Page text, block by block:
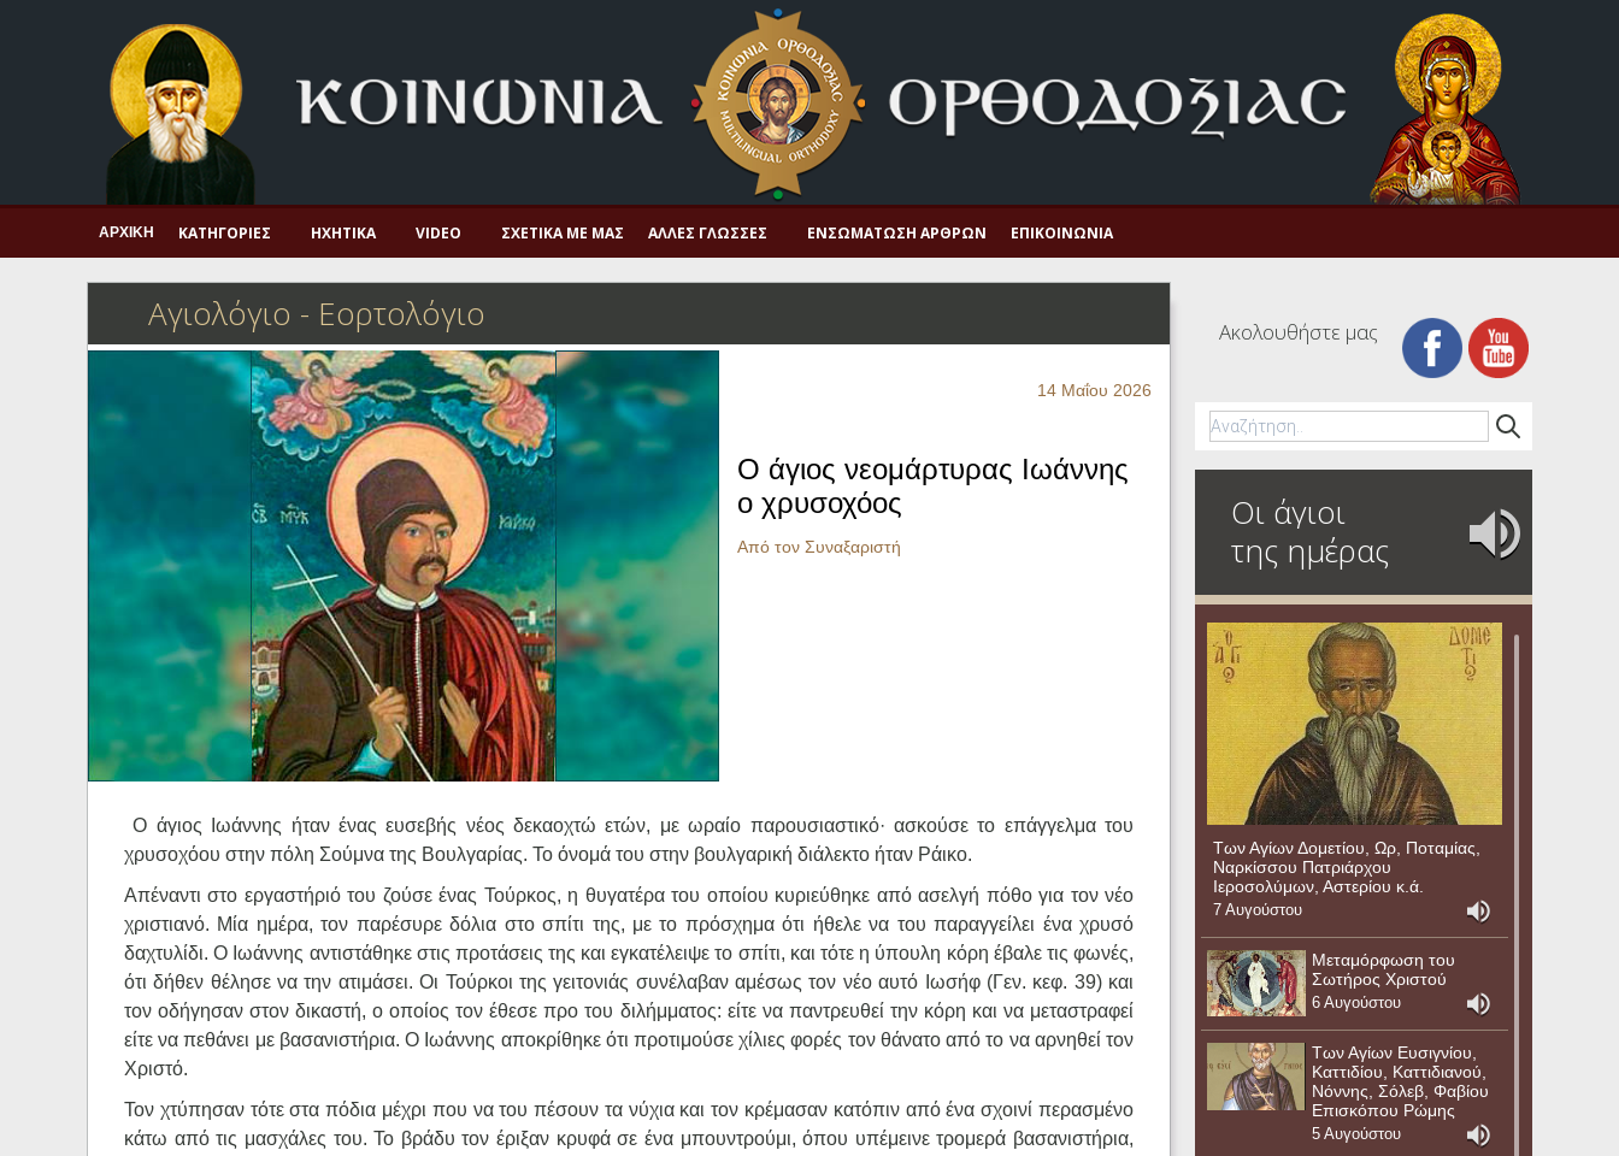
Πνευματική ζωή
Μαρτυρία και διδαχή
Λατρεία και προσευχή
Αγιολόγιο – Εορτολόγιο
Η πίστη στην εποχή μας
Ορθόδοξη οικογένεια
Ορθόδοξο προσκυνητάριο
ΑΡΧΙΚΉ ΚΑΤΗΓΟΡΊΕΣ ΗΧΗΤΙΚΆ VIDEO ΣΧΕΤΙΚΆ ΜΕ ΜΑΣ ΆΛΛΕΣ ΓΛΏΣΣΕΣ ΕΝΣΩΜΆΤΩΣΗ ΆΡΘΡΩΝ ΕΠΙΚΟΙΝΩΝΊΑ
Αγιολόγιο - Εορτολόγιο
14 Μαΐου 2026
Ο άγιος νεομάρτυρας Ιωάννης
ο χρυσοχόος
Από τον Συναξαριστή
Ο άγιος Ιωάννης ήταν ένας ευσεβής νέος δεκαοχτώ ετών, με ωραίο παρουσιαστικό· ασκούσε το επάγγελμα του
χρυσοχόου στην πόλη Σούμνα της Βουλγαρίας. Το όνομά του στην βουλγαρική διάλεκτο ήταν Ράικο.
Απέναντι στο εργαστήριό του ζούσε ένας Τούρκος, η θυγατέρα του οποίου κυριεύθηκε από ασελγή πόθο για τον νέο
χριστιανό. Μία ημέρα, τον παρέσυρε δόλια στο σπίτι της, με το πρόσχημα ότι ήθελε να του παραγγείλει ένα χρυσό
δαχτυλίδι. Ο Ιωάννης αντιστάθηκε στις προτάσεις της και εγκατέλειψε το σπίτι, και τότε η ύπουλη κόρη έβαλε τις φωνές,
ότι δήθεν θέλησε να την ατιμάσει. Οι Τούρκοι της γειτονιάς συνέλαβαν αμέσως τον νέο αυτό Ιωσήφ (Γεν. κεφ. 39) και
τον οδήγησαν στον δικαστή, ο οποίος τον έθεσε προ του διλήμματος: είτε να παντρευθεί την κόρη και να μεταστραφεί
είτε να πεθάνει με βασανιστήρια. Ο Ιωάννης αποκρίθηκε ότι προτιμούσε χίλιες φορές τον θάνατο από το να αρνηθεί τον
Χριστό.
Τον χτύπησαν τότε στα πόδια μέχρι που να του πέσουν τα νύχια και τον κρέμασαν κατόπιν από ένα σχοινί περασμένο
κάτω από τις μασχάλες του. Το βράδυ τον έριξαν κρυφά σε ένα μπουντρούμι, όπου υπέμεινε τρομερά βασανιστήρια,
Ακολουθήστε μας
Οι άγιοι
της ημέρας
Των Αγίων Δομετίου, Ωρ, Ποταμίας,
Ναρκίσσου Πατριάρχου
Ιεροσολύμων, Αστερίου κ.ά.
7 Αυγούστου
Μεταμόρφωση του
Σωτήρος Χριστού
6 Αυγούστου
Των Αγίων Ευσιγνίου,
Καττιδίου, Καττιδιανού,
Νόννης, Σόλεβ, Φαβίου
Επισκόπου Ρώμης
5 Αυγούστου